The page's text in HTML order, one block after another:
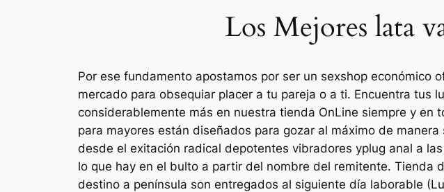
Los Mejores lata
Por ese fundamento apostamos por ser un sexshop
mercado para obsequiar placer a tu pareja o a ti. Encuentra
considerablemente más en nuestra tienda OnLine siempre y
para mayores están diseñados para gozar al máximo de
desde el exitación radical depotentes vibradores yplug anal a
lo que hay en el bulto a partir del nombre del remitente. Tienda
destino a península son entregados al siguiente día laborable